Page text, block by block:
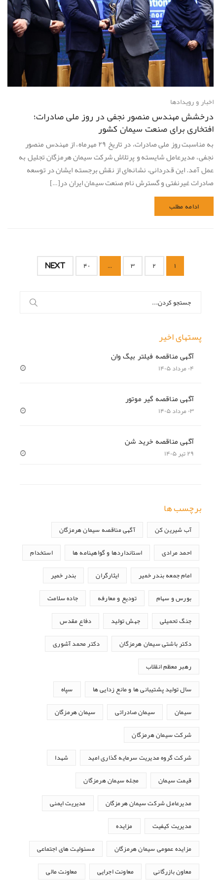
اخبار و رویدادها
درخشش مهندس منصور نجفی در روز ملی صادرات؛
افتخاری برای صنعت سیمان کشور
به مناسبت روز ملی صادرات، در تاریخ ۲۹ مهرماه، از مهندس منصور
نجفی، مدیرعامل شایسته و پرتلاش شرکت سیمان هرمزگان تجلیل به
عمل آمد. این قدردانی، نشانه‌ای از نقش برجسته ایشان در توسعه
صادرات غیرنفتی و گسترش نام صنعت سیمان ایران در[…]
ادامه مطلب
۱ ۲ ۳ … ۴۰ NEXT
برای:
پستهای اخیر
آگهی مناقصه فیلتر بیگ وان
۰۴ مرداد ۱۴۰۵
آگهی مناقصه گیر موتور
۰۳ مرداد ۱۴۰۵
آگهی مناقصه خرید شن
۲۹ تیر ۱۴۰۵
برچسب ها
آب شیرین کن آگهی مناقصه سیمان هرمزگان
احمد مرادی استانداردها و گواهینامه ها استخدام
امام جمعه بندر خمیر ایثارگران بندر خمیر
بورس و سهام تودیع و معارفه جاده سلامت
جنگ تحمیلی جهش تولید دفاع مقدس
دکتر باشتی سیمان هرمزگان دکتر محمد آشوری
رهبر معظم انقلاب
سال تولید پشتیبانی ها و مانع زدایی ها سپاه
سیمان سیمان صادراتی سیمان هرمزگان
شرکت سیمان هرمزگان
شرکت گروه مدیریت سرمایه گذاری امید شهدا
قیمت سیمان مجله سیمان هرمزگان
مدیرعامل شرکت سیمان هرمزگان مدیریت ایمنی
مدیریت کیفیت مزایده
مزایده عمومی سیمان هرمزگان مسئولیت های اجتماعی
معاون بازرگانی معاونت اجرایی معاونت مالی